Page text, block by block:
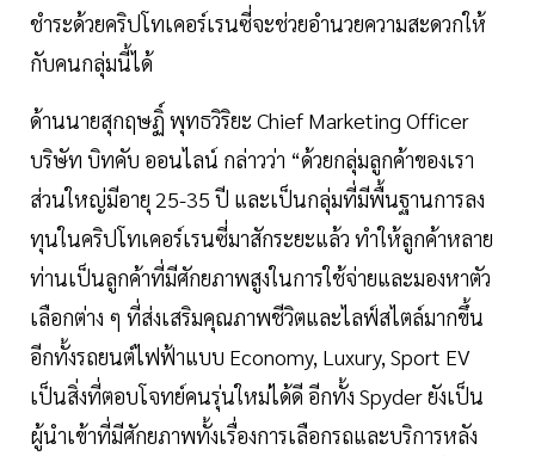
ชำระด้วยคริปโทเคอร์เรนซี่จะช่วยอำนวยความสะดวกให้
กับคนกลุ่มนี้ได้
ด้านนายสุกฤษฏิ์ พุทธวิริยะ Chief Marketing Officer
บริษัท บิทคับ ออนไลน์ กล่าวว่า “ด้วยกลุ่มลูกค้าของเรา
ส่วนใหญ่มีอายุ 25-35 ปี และเป็นกลุ่มที่มีพื้นฐานการลง
ทุนในคริปโทเคอร์เรนซี่มาสักระยะแล้ว ทำให้ลูกค้าหลาย
ท่านเป็นลูกค้าที่มีศักยภาพสูงในการใช้จ่ายและมองหาตัว
เลือกต่าง ๆ ที่ส่งเสริมคุณภาพชีวิตและไลฟ์สไตล์มากขึ้น
อีกทั้งรถยนต์ไฟฟ้าแบบ Economy, Luxury, Sport EV
เป็นสิ่งที่ตอบโจทย์คนรุ่นใหม่ได้ดี อีกทั้ง Spyder ยังเป็น
ผู้นำเข้าที่มีศักยภาพทั้งเรื่องการเลือกรถและบริการหลัง